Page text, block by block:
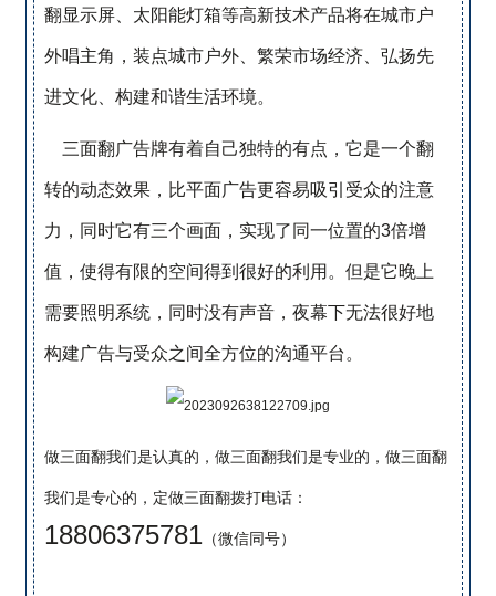
翻显示屏、太阳能灯箱等高新技术产品将在城市户
外唱主角，装点城市户外、繁荣市场经济、弘扬先
进文化、构建和谐生活环境。
三面翻广告牌有着自己独特的有点，它是一个翻
转的动态效果，比平面广告更容易吸引受众的注意
力，同时它有三个画面，实现了同一位置的3倍增
值，使得有限的空间得到很好的利用。但是它晚上
需要照明系统，同时没有声音，夜幕下无法很好地
构建广告与受众之间全方位的沟通平台。
做三面翻我们是认真的，做三面翻我们是专业的，做三面翻
我们是专心的，定做三面翻拨打电话：
18806375781 （微信同号）